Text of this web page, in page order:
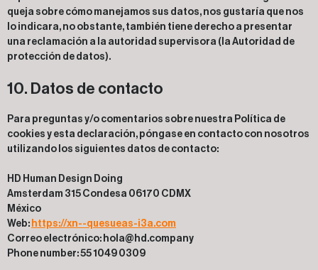
queja sobre cómo manejamos sus datos, nos gustaría que nos
lo indicara, no obstante, también tiene derecho a presentar
una reclamación a la autoridad supervisora (la Autoridad de
protección de datos).
10. Datos de contacto
Para preguntas y/o comentarios sobre nuestra Política de
cookies y esta declaración, póngase en contacto con nosotros
utilizando los siguientes datos de contacto:
HD Human Design Doing
Amsterdam 315 Condesa 06170 CDMX
México
Web: https://xn--quesueas-i3a.com
Correo electrónico: hola@ hd.company
Phone number: 55 1049 0309